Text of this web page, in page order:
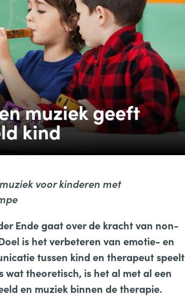
muziek geeft
kind
voor kinderen met
Ende gaat over de kracht van non-
is het verbeteren van emotie- en
tussen kind en therapeut speelt
wat theoretisch, is het al met al een
en muziek binnen de therapie.